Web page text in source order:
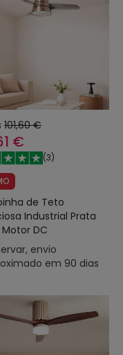
101,60 €
€
(3)
de Teto
Industrial Prata
DC
envio
em 90 dias